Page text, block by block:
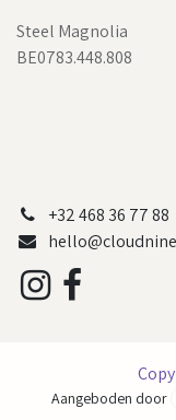
Steel Magnolia
BE0783.448.808
+32 468 36 77 88
Aangeboden door